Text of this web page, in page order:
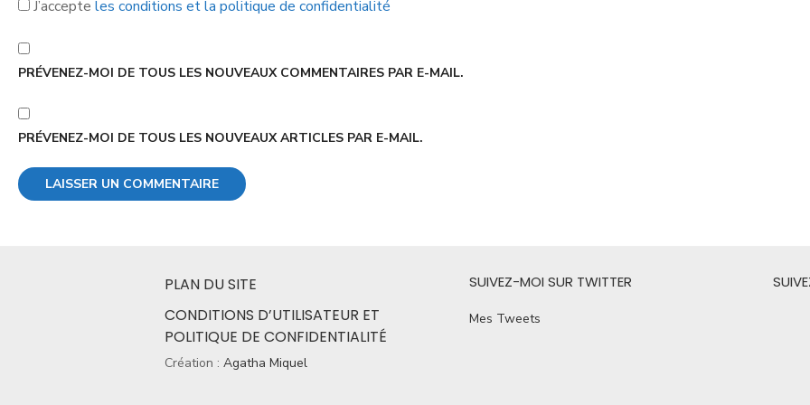
J’accepte les conditions et la politique de confidentialité
PRÉVENEZ-MOI DE TOUS LES NOUVEAUX COMMENTAIRES PAR E-MAIL.
PRÉVENEZ-MOI DE TOUS LES NOUVEAUX ARTICLES PAR E-MAIL.
PLAN DU SITE
CONDITIONS D’UTILISATEUR ET
POLITIQUE DE CONFIDENTIALITÉ
Création : Agatha Miquel
SUIVEZ-MOI SUR TWITTER
Mes Tweets